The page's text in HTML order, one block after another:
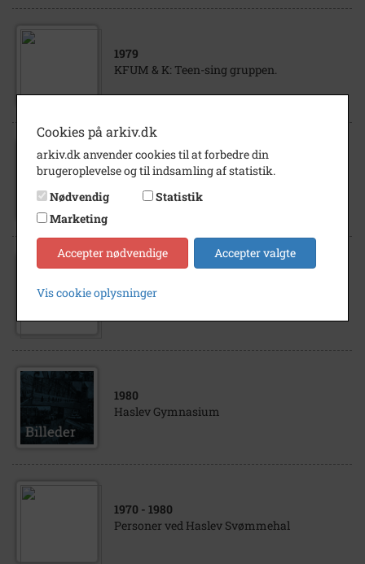
1979
KFUM & K: Teen-sing gruppen.
1979
1978
Davidsen, Inge Birgit Pe- tersen og Wilhelm
1980
Haslev Gymnasium
1970 - 1980
Personer ved Haslev Svømmehal
Cookies på arkiv.dk
arkiv.dk anvender cookies til at forbedre din
brugeroplevelse og til indsamling af statistik.
Nødvendig
Statistik
Marketing
Accepter nødvendige Accepter valgte
Vis cookie oplysninger